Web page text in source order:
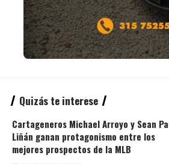
Quizás te interese
Cartageneros Michael Arroyo y Sean
Liñán ganan protagonismo entre los
mejores prospectos de la MLB